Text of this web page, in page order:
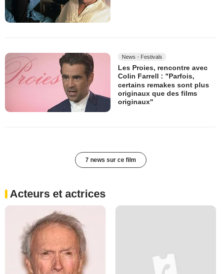
News - Festivals
Les Proies, rencontre avec
Colin Farrell : "Parfois,
certains remakes sont plus
originaux que des films
originaux"
7 news sur ce film
Acteurs et actrices